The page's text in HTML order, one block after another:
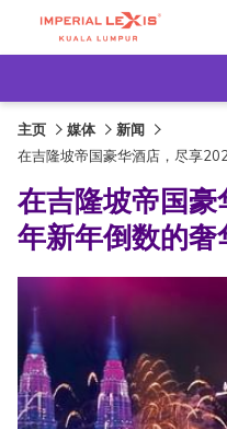
主页 媒体
新闻
在吉隆坡帝国豪华酒店，尽享
在吉隆坡帝国
年新年倒数的奢